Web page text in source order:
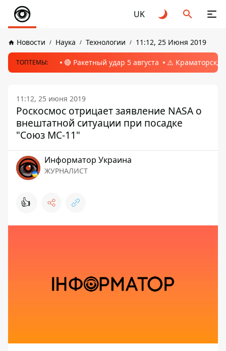
UK
Новости Наука Технологии 11:12, 25 Июня 2019
ТОПТЕМЫ: 🔴 Ракетный удар 5 августа ⚠️ Краматорск,
11:12, 25 июня 2019
Роскосмос отрицает заявление NASA о
внештатной ситуации при посадке
"Союз МС-11"
Информатор Украина
ЖУРНАЛИСТ
👍